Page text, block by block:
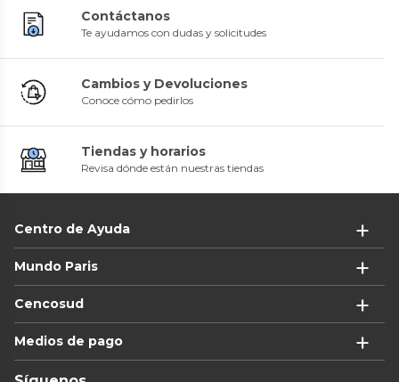
Contáctanos
Te ayudamos con dudas y solicitudes
Cambios y Devoluciones
Conoce cómo pedirlos
Tiendas y horarios
Revisa dónde están nuestras tiendas
Centro de Ayuda
Mundo Paris
Cencosud
Medios de pago